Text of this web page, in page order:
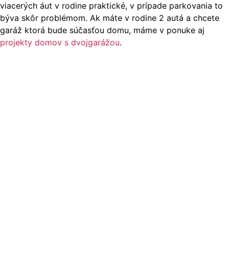
viacerých áut v rodine praktické, v prípade parkovania to
býva skôr problémom. Ak máte v rodine 2 autá a chcete
garáž ktorá bude súčasťou domu, máme v ponuke aj
projekty domov s dvojgarážou.